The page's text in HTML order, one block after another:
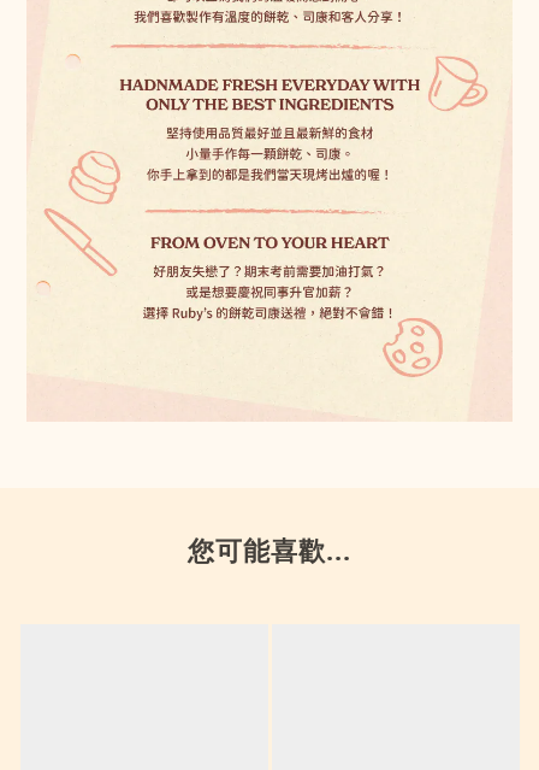
您可能喜歡...